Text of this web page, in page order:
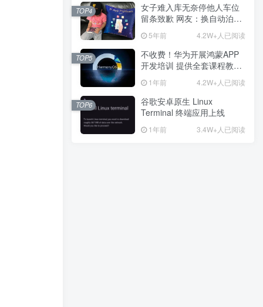
女子难入库无奈停他人车位
留条致歉 网友：换自动泊车
5年前 4.2W+人已阅读
TOP4
不收费！华为开展鸿蒙APP
开发培训 提供全套课程教学
1年前 4.2W+人已阅读
TOP5
谷歌安卓原生 Linux
Terminal 终端应用上线
1年前 3.4W+人已阅读
TOP6
女子难入库无奈停他人车位
留条致歉 网友：换自动泊车
5年前 4.2W+人已阅读
TOP4
不收费！华为开展鸿蒙APP
开发培训 提供全套课程教学
1年前 4.2W+人已阅读
TOP5
谷歌安卓原生 Linux
Terminal 终端应用上线
1年前 3.4W+人已阅读
TOP6